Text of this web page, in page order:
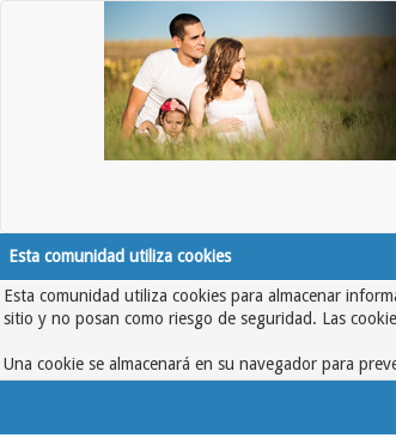
Esta comunidad utiliza cookies
Esta comunidad utiliza cookies para almacenar
sitio y no posan como riesgo de seguridad. Las
Una cookie se almacenará en su navegador para